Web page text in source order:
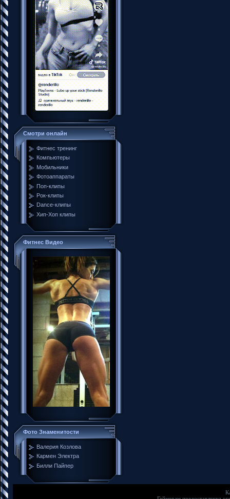
Смотри онлайн
Фитнес тренинг
Компьютеры
Мобильники
Фотоаппараты
Поп-клипы
Рок-клипы
Dance-клипы
Хип-Хоп клипы
Фитнес Видео
Фото Знаменитости
Валерия Козлова
Кармен Электра
Билли Пайпер